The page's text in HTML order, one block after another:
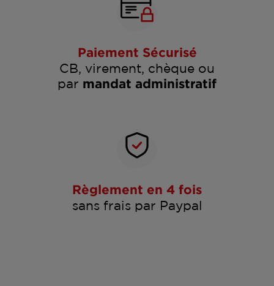
Paiement Sécurisé
CB, virement, chèque ou
par mandat administratif
Règlement en 4 fois
sans frais par Paypal